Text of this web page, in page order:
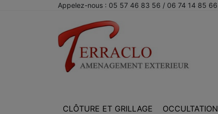
Appelez-nous : 05 57 46 83 56 / 06 74 14 85 66
CLÔTURE ET GRILLAGE OCCULTATION